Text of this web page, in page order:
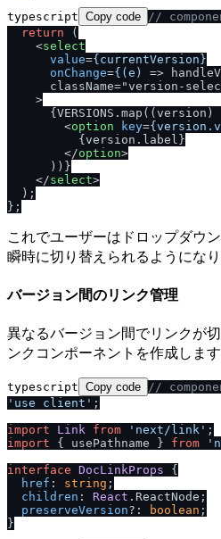
typescript Copy code / /
return (
<select
value={currentVersion}
onChange={(e) =>
className="version-
    >
{VERSIONS.map((version)
<option key=
          {version.label}
</option>
      ))}
</select>
  );
これでユーザーはドロップダウ
瞬時に切り替えられるようになり
バージョン間のリンク管理
異なるバージョン間でリンクが
ンクコンポーネントを作成します
typescript Copy code //
'use client' ;
import
Link from 'next/ link'
import { usePathname } from
interface DocLinkProps {
href : string ;
children : React . ReactNode ;
preserveVersion?: boolean ;